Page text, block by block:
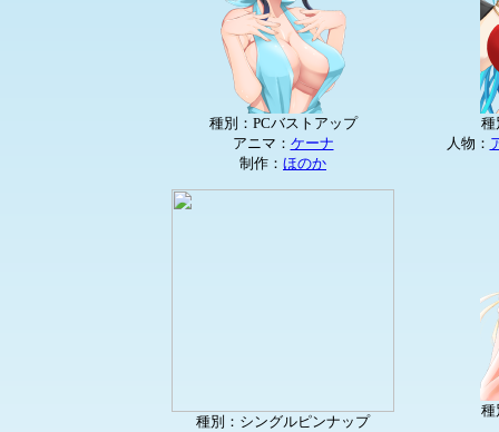
種別：PCバストアップ
アニマ： ケーナ
制作： ほのか
種
人物：
種別：シングルピンナップ
種